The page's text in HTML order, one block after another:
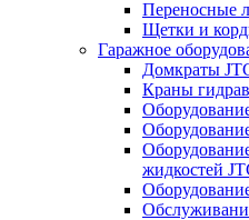
Переносные
Щетки и
Гаражное
Домкраты
Краны
жидкостей